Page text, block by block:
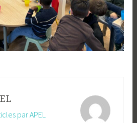
par APEL